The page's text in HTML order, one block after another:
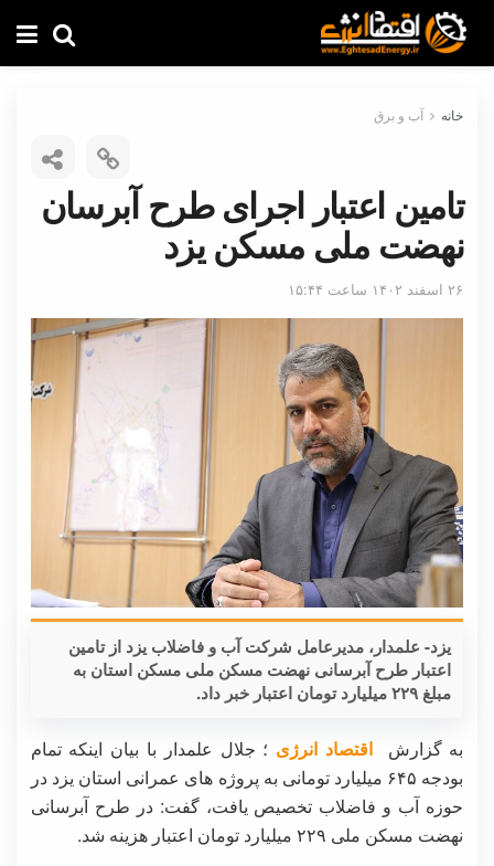
خانه آب و برق
تامین اعتبار اجرای طرح آبرسان
نهضت ملی مسکن یزد
۲۶ اسفند ۱۴۰۲ ساعت ۱۵:۴۴
یزد- علمدار، مدیرعامل شرکت آب و فاضلاب یزد از تامین
اعتبار طرح آبرسانی نهضت مسکن ملی مسکن استان به
مبلغ ۲۲۹ میلیارد تومان اعتبار خبر داد.
به گزارش اقتصاد انرژی ؛ جلال علمدار با بیان اینکه تمام
بودجه ۶۴۵ میلیارد تومانی به پروژه های عمرانی استان یزد در
حوزه آب و فاضلاب تخصیص یافت، گفت: در طرح آبرسانی
نهضت مسکن ملی ۲۲۹ میلیارد تومان اعتبار هزینه شد.